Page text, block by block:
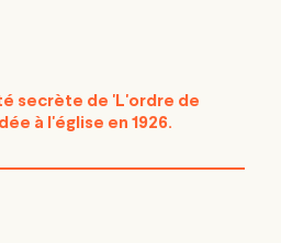
secrète de 'L'ordre de
à l'église en 1926.